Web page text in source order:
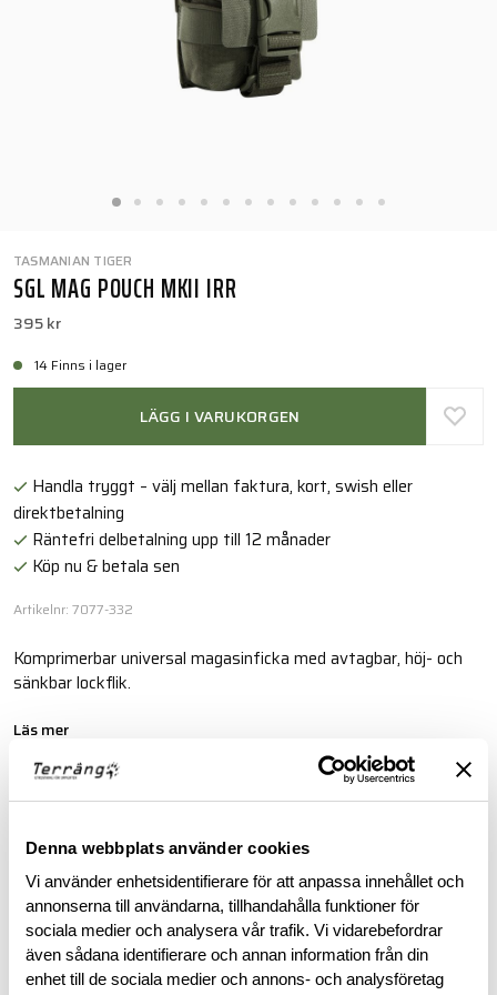
Denna webbplats använder cookies
Vi använder enhetsidentifierare för att anpassa innehållet och
annonserna till användarna, tillhandahålla funktioner för
sociala medier och analysera vår trafik. Vi vidarebefordrar
även sådana identifierare och annan information från din
enhet till de sociala medier och annons- och analysföretag
TASMANIAN TIGER
SGL MAG POUCH MKII IRR
395 kr
14 Finns i lager
LÄGG I VARUKORGEN
Handla tryggt – välj mellan faktura, kort, swish eller
direktbetalning
Räntefri delbetalning upp till 12 månader
Köp nu & betala sen
Artikelnr: 7077-332
Komprimerbar universal magasinficka med avtagbar, höj- och
sänkbar lockflik.
Läs mer
RECENSIONER
OM VARUMÄRKET